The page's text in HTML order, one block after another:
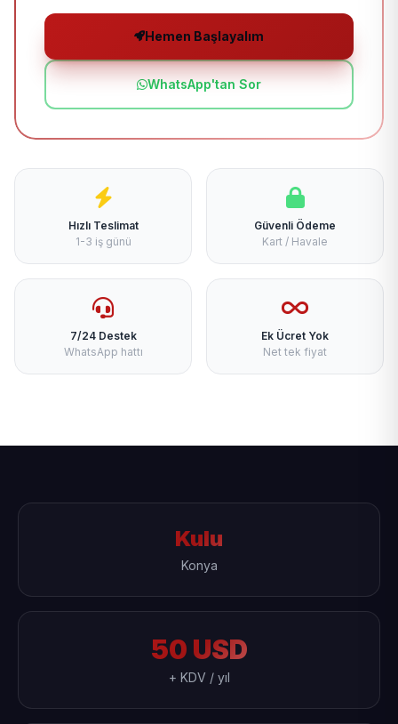
Hemen Başlayalım
WhatsApp'tan Sor
Hızlı Teslimat
1-3 iş günü
Güvenli Ödeme
Kart / Havale
7/24 Destek
WhatsApp hattı
Ek Ücret Yok
Net tek fiyat
Kulu
Konya
50 USD
+ KDV / yıl